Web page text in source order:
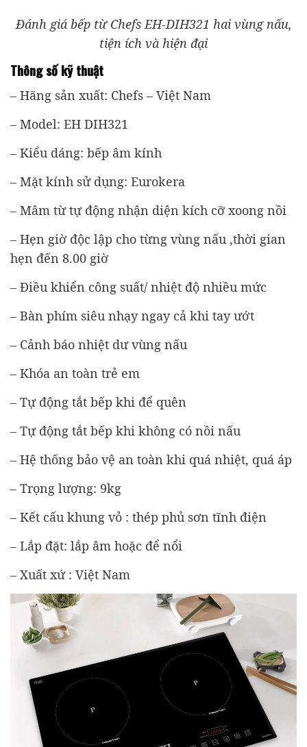
Đánh giá bếp từ Chefs EH-DIH321 hai vùng nấu,
tiện ích và hiện đại
Thông số kỹ thuật
– Hãng sản xuất: Chefs – Việt Nam
– Model: EH DIH321
– Kiểu dáng: bếp âm kính
– Mặt kính sử dụng: Eurokera
– Mâm từ tự động nhận diện kích cỡ xoong nồi
– Hẹn giờ độc lập cho từng vùng nấu ,thời gian
hẹn đến 8.00 giờ
– Điều khiển công suất/ nhiệt độ nhiều mức
– Bàn phím siêu nhạy ngay cả khi tay ướt
– Cảnh báo nhiệt dư vùng nấu
– Khóa an toàn trẻ em
– Tự động tắt bếp khi để quên
– Tự động tắt bếp khi không có nồi nấu
– Hệ thống bảo vệ an toàn khi quá nhiệt, quá áp
– Trọng lượng: 9kg
– Kết cấu khung vỏ : thép phủ sơn tĩnh điện
– Lắp đặt: lắp âm hoặc để nổi
– Xuất xứ : Việt Nam